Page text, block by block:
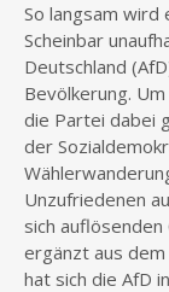
So langsam wird
Scheinbar
Deutschland
Bevölkerung.
die Partei dabei
der
Unzufriedenen
sich
ergänzt aus
hat sich die AfD